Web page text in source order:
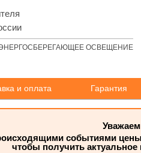
ОСВЕЩЕНИЕ
и оплата Гарантия
событиями
чтобы получить